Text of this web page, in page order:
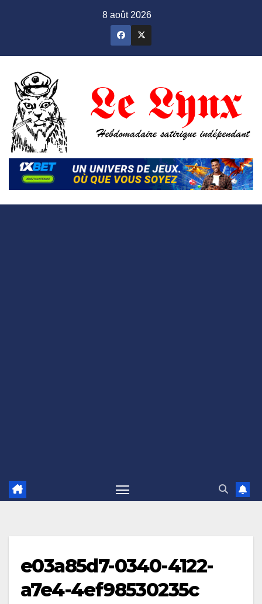
8 août 2026
e03a85d7-0340-4122-
a7e4-4ef98530235c